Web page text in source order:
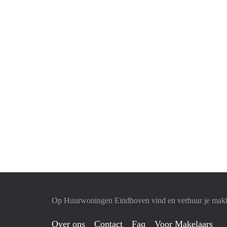
Op Huurwoningen Eindhoven vind en verhuur je
Over ons Contact Faq Voor Makelaars